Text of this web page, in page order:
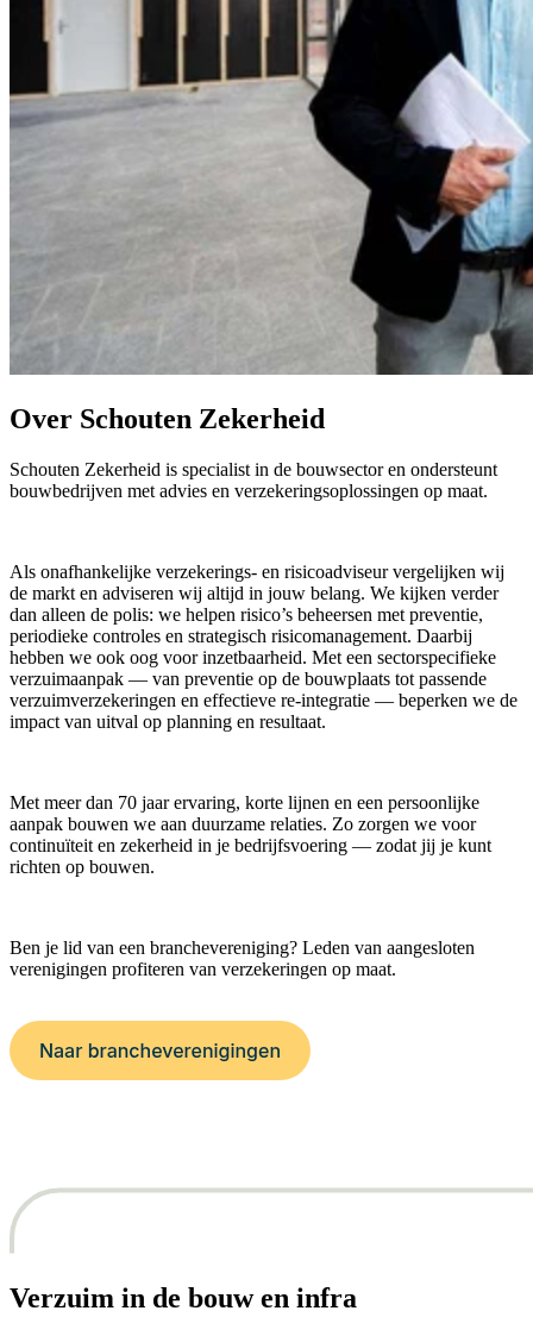
Over Schouten Zekerheid
Schouten Zekerheid is specialist in de bouwsector en ondersteunt
bouwbedrijven met advies en verzekeringsoplossingen op maat.
Als onafhankelijke verzekerings- en risicoadviseur vergelijken wij
de markt en adviseren wij altijd in jouw belang. We kijken verder
dan alleen de polis: we helpen risico’s beheersen met preventie,
periodieke controles en strategisch risicomanagement. Daarbij
hebben we ook oog voor inzetbaarheid. Met een sectorspecifieke
verzuimaanpak — van preventie op de bouwplaats tot passende
verzuimverzekeringen en effectieve re-integratie — beperken we de
impact van uitval op planning en resultaat.
Met meer dan 70 jaar ervaring, korte lijnen en een persoonlijke
aanpak bouwen we aan duurzame relaties. Zo zorgen we voor
continuïteit en zekerheid in je bedrijfsvoering — zodat jij je kunt
richten op bouwen.
Ben je lid van een branchevereniging? Leden van aangesloten
verenigingen profiteren van verzekeringen op maat.
Verzuim in de bouw en infra